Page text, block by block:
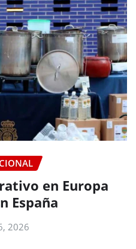
en Europa
España
2026